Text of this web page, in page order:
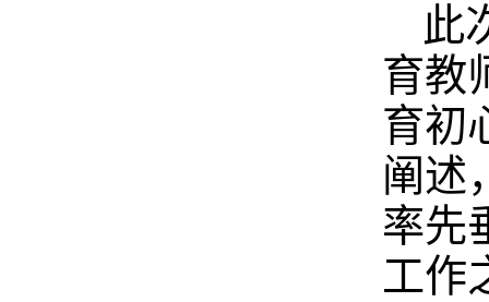
此
育教
育初
阐述
率先
工作